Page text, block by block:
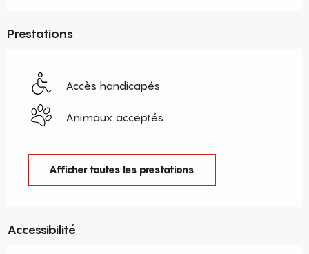
Prestations
Accès handicapés
Animaux acceptés
Afficher toutes les prestations
Accessibilité